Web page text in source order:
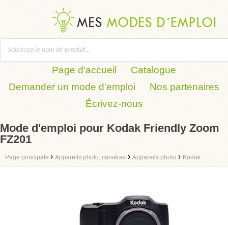
Page d'accueil
Catalogue
Demander un mode d'emploi
Nos partenaires
Écrivez-nous
Mode d'emploi pour Kodak Friendly Zoom
FZ201
Page principale › Appareils photo, caméras › Appareils photo › Kodak